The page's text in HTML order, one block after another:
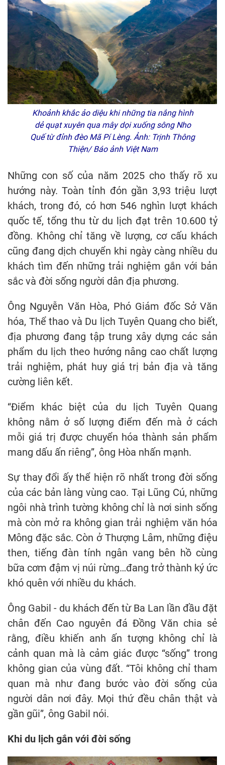
Khoảnh khắc ảo diệu khi những tia nắng hình
dẻ quạt xuyên qua mây dọi xuống sông Nho
Quế từ đỉnh đèo Mã Pí Lèng. Ảnh: Trịnh Thông
Thiện/ Báo ảnh Việt Nam
Những con số của năm 2025 cho thấy rõ xu
hướng này. Toàn tỉnh đón gần 3,93 triệu lượt
khách, trong đó, có hơn 546 nghìn lượt khách
quốc tế, tổng thu từ du lịch đạt trên 10.600 tỷ
đồng. Không chỉ tăng về lượng, cơ cấu khách
cũng đang dịch chuyển khi ngày càng nhiều du
khách tìm đến những trải nghiệm gắn với bản
sắc và đời sống người dân địa phương.
Ông Nguyễn Văn Hòa, Phó Giám đốc Sở Văn
hóa, Thể thao và Du lịch Tuyên Quang cho biết,
địa phương đang tập trung xây dựng các sản
phẩm du lịch theo hướng nâng cao chất lượng
trải nghiệm, phát huy giá trị bản địa và tăng
cường liên kết.
“Điểm khác biệt của du lịch Tuyên Quang
không nằm ở số lượng điểm đến mà ở cách
mỗi giá trị được chuyển hóa thành sản phẩm
mang dấu ấn riêng”, ông Hòa nhấn mạnh.
Sự thay đổi ấy thể hiện rõ nhất trong đời sống
của các bản làng vùng cao. Tại Lũng Cú, những
ngôi nhà trình tường không chỉ là nơi sinh sống
mà còn mở ra không gian trải nghiệm văn hóa
Mông đặc sắc. Còn ở Thượng Lâm, những điệu
then, tiếng đàn tính ngân vang bên hồ cùng
bữa cơm đậm vị núi rừng…đang trở thành ký ức
khó quên với nhiều du khách.
Ông Gabil - du khách đến từ Ba Lan lần đầu đặt
chân đến Cao nguyên đá Đồng Văn chia sẻ
rằng, điều khiến anh ấn tượng không chỉ là
cảnh quan mà là cảm giác được “sống” trong
không gian của vùng đất. “Tôi không chỉ tham
quan mà như đang bước vào đời sống của
người dân nơi đây. Mọi thứ đều chân thật và
gần gũi”, ông Gabil nói.
Khi du lịch gắn với đời sống